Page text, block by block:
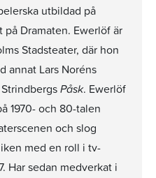
utbildad på
Dramaten. Ewerlöf är
Stadsteater, där hon
annat Lars Noréns
Påsk. Ewerlöf
1970- och 80-talen
och slog
med en roll i tv-
Har sedan medverkat i